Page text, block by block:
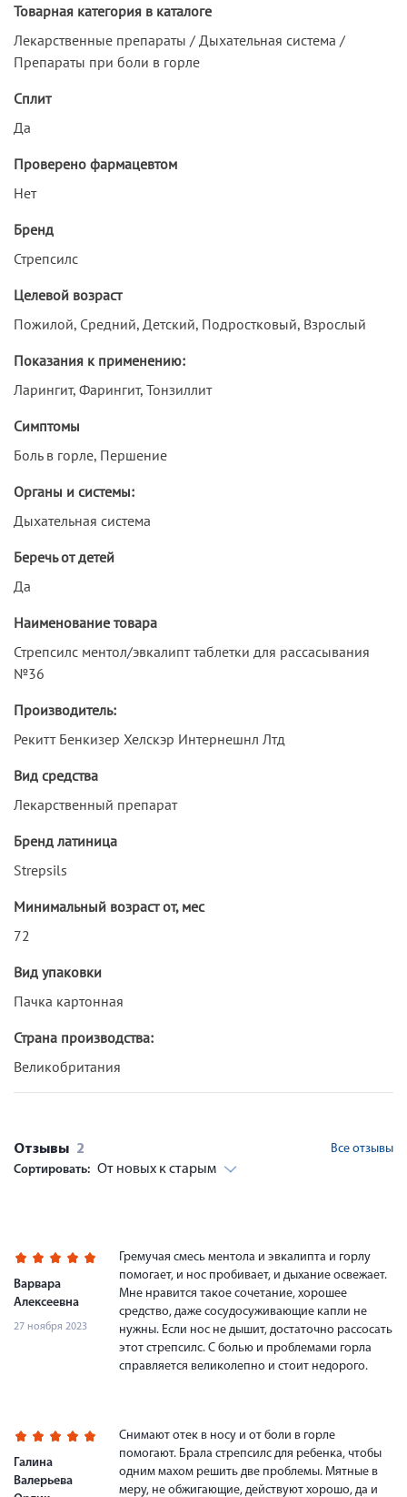
Товарная категория в каталоге
Лекарственные препараты / Дыхательная система /
Препараты при боли в горле
Сплит
Да
Проверено фармацевтом
Нет
Бренд
Стрепсилс
Целевой возраст
Пожилой, Средний, Детский, Подростковый, Взрослый
Показания к применению:
Ларингит, Фарингит, Тонзиллит
Симптомы
Боль в горле, Першение
Органы и системы:
Дыхательная система
Беречь от детей
Да
Наименование товара
Стрепсилс ментол/эвкалипт таблетки для рассасывания
№36
Производитель:
Рекитт Бенкизер Хелскэр Интернешнл Лтд
Вид средства
Лекарственный препарат
Бренд латиница
Strepsils
Минимальный возраст от, мес
72
Вид упаковки
Пачка картонная
Страна производства:
Великобритания
Отзывы 2
Все отзывы
Сортировать: От новых к старым
Варвара
Алексеевна
27 ноября 2023
Гремучая смесь ментола и эвкалипта и горлу
помогает, и нос пробивает, и дыхание освежает.
Мне нравится такое сочетание, хорошее
средство, даже сосудосуживающие капли не
нужны. Если нос не дышит, достаточно рассосать
этот стрепсилс. С болью и проблемами горла
справляется великолепно и стоит недорого.
Галина
Валерьева
Снимают отек в носу и от боли в горле
помогают. Брала стрепсилс для ребенка, чтобы
одним махом решить две проблемы. Мятные в
меру, не обжигающие, действуют хорошо, да и